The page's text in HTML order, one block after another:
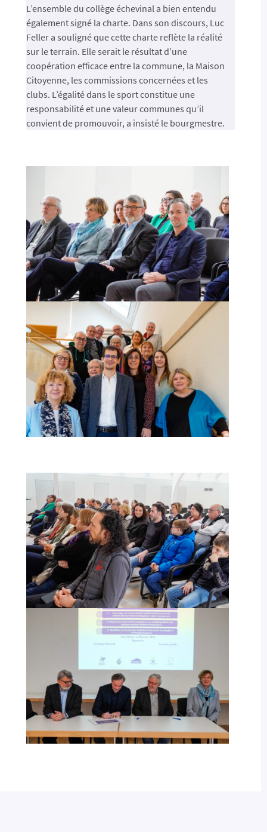
L’ensemble du collège échevinal a bien entendu
également signé la charte. Dans son discours, Luc
Feller a souligné que cette charte reflète la réalité
sur le terrain. Elle serait le résultat d’une
coopération efficace entre la commune, la Maison
Citoyenne, les commissions concernées et les
clubs. L’égalité dans le sport constitue une
responsabilité et une valeur communes qu’il
convient de promouvoir, a insisté le bourgmestre.